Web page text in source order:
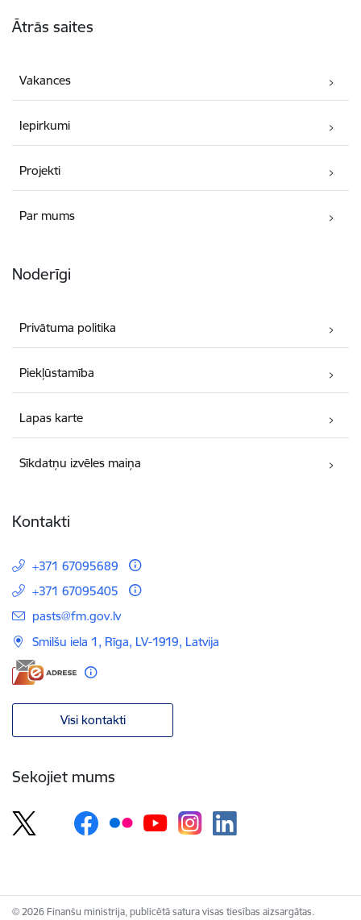
Ātrās saites
Vakances
Iepirkumi
Projekti
Par mums
Noderīgi
Privātuma politika
Piekļūstamība
Lapas karte
Sīkdatņu izvēles maiņa
Kontakti
+371 67095689
+371 67095405
E-pasts:
pasts@fm.gov.lv
Smilšu iela 1, Rīga, LV-1919, Latvija
Visi kontakti
Sekojiet mums
© 2026 Finanšu ministrija, publicētā satura visas tiesības aizsargātas.